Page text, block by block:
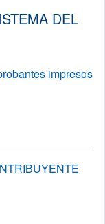
DEL
impresos